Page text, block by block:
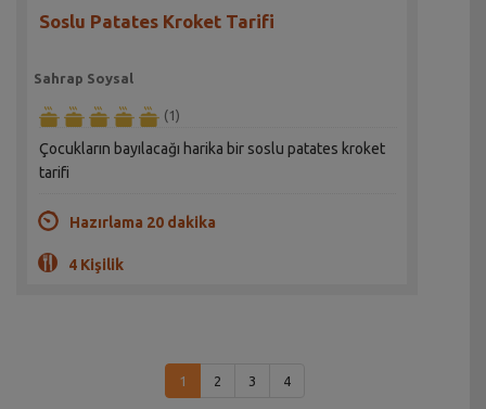
Soslu Patates Kroket Tarifi
Sahrap Soysal
(1)
Çocukların bayılacağı harika bir soslu patates kroket
tarifi
Hazırlama 20 dakika
4 Kişilik
1 2 3 4